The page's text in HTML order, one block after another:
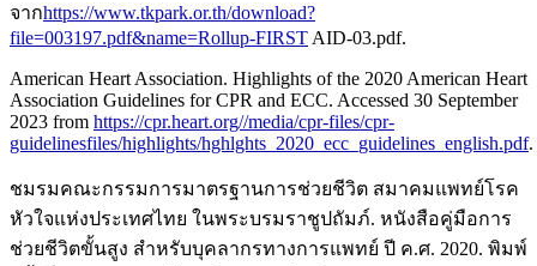
จากhttps://www.tkpark.or.th/download?
file=003197.pdf&name=Rollup-FIRST AID-03.pdf.
American Heart Association. Highlights of the 2020 American Heart
Association Guidelines for CPR and ECC. Accessed 30 September
2023 from https://cpr.heart.org//media/cpr-files/cpr-
guidelinesfiles/highlights/hghlghts_2020_ecc_guidelines_english.pdf.
ชมรมคณะกรรมการมาตรฐานการช่วยชีวิต สมาคมแพทย์โรค
หัวใจแห่งประเทศไทย ในพระบรมราชูปถัมภ์. หนังสือคู่มือการ
ช่วยชีวิตขั้นสูง สำหรับบุคลากรทางการแพทย์ ปี ค.ศ. 2020. พิมพ์